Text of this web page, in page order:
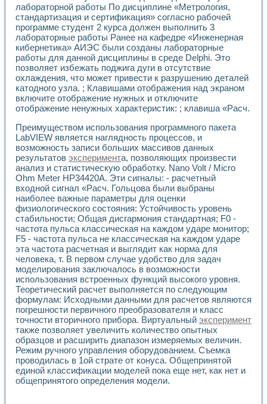
лабораторной работы По дисциплине «Метрология,
стандартизация и сертификация» согласно рабочей
программе студент 2 курса должен выполнить 3
лабораторные работы Ранее на кафедре «Инженерная
кибернетика» АИЭС были созданы лабораторные
работы для данной дисциплины в среде Delphi. Это
позволяет избежать поджига дуги в отсутствие
охлаждения, что может привести к разрушению деталей
катодного узла. ; Клавишами отображения над экраном
включите отображение нужных и отключите
отображение ненужных характеристик: ; клавиша «Расч.
Преимуществом использования программного пакета
LabVIEW является наглядность процессов, и
возможность записи больших массивов данных
результатов эксперимента, позволяющих произвести
анализ и статистическую обработку. Nano Volt / Micro
Ohm Meter HP34420A. Эти сигналы: - расчетный
входной сигнал «Расч. Гольцова были выбраны
наиболее важные параметры для оценки
физиологического состояния: Устойчивость уровень
стабильности; Общая дисгармония стандартная; F0 -
частота пульса классическая на каждом ударе монитор;
F5 - частота пульса не классическая на каждом ударе
эта частота расчетная и выглядит как норма для
человека, т. В первом случае удобство для задач
моделирования заключалось в возможности
использования встроенных функций высокого уровня.
Теоретический расчет выполняется по следующим
формулам: Исходными данными для расчетов являются
погрешности первичного преобразователя и класс
точности вторичного прибора. Виртуальный эксперимент
также позволяет увеличить количество опытных
образцов и расширить диапазон измеряемых величин.
Режим ручного управления оборудованием. Съемка
проводилась в 1ой страте от конуса. Общепринятой
единой классификации моделей пока еще нет, как нет и
общепринятого определения модели.